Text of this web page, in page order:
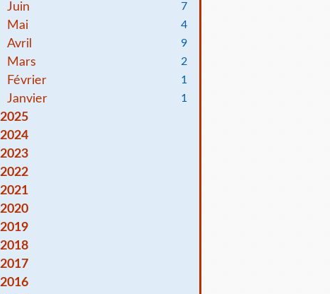
Juin 7
Mai 4
Avril 9
Mars 2
Février 1
Janvier 1
2025
2024
2023
2022
2021
2020
2019
2018
2017
2016